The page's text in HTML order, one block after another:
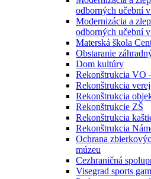
odborných učební
Modernizácia a
odborných učební
Materská škola
Obstaranie
Dom kultúry
Rekonštrukcia VO
Rekonštrukcia
Rekonštrukcia
Rekonštrukcie ZŠ
Rekonštrukcia
Rekonštrukcia
Ochrana
múzeu
Cezhraničná
Visegrad sports